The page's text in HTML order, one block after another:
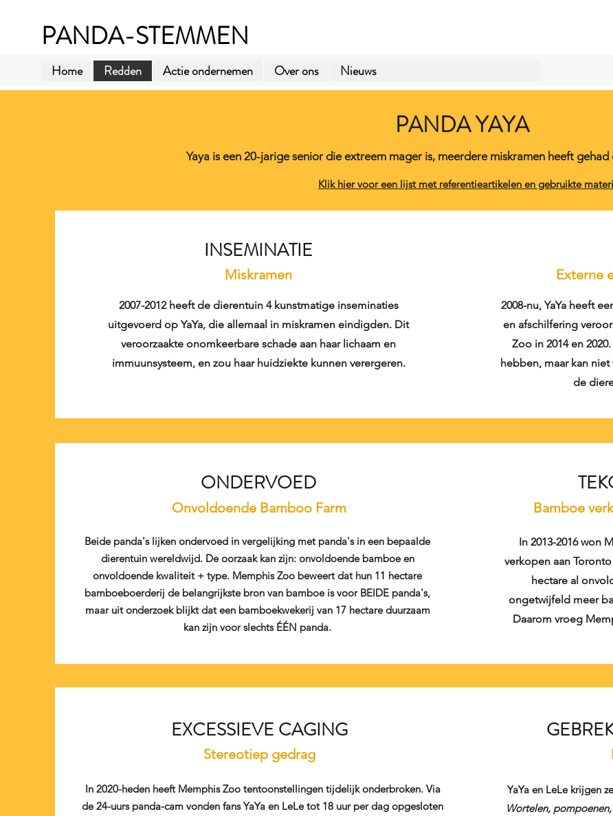
PANDA-STEMMEN
Home Redden Actie ondernemen Over ons Nieuws
Yaya is een 20-jarige senior die extreem mager is, meerdere miskramen heeft
PANDA YAYA
Klik hier voor een lijst met referentieartikelen en gebruikte
INSEMINATIE
Miskramen
2007-2012 heeft de dierentuin 4 kunstmatige inseminaties
uitgevoerd op YaYa, die allemaal in miskramen eindigden. Dit
veroorzaakte onomkeerbare schade aan haar lichaam en
immuunsysteem, en zou haar huidziekte kunnen verergeren.
Externe
2008-nu, YaYa heeft
en afschilfering
Zoo in 2014 en
hebben, maar kan
de
ONDERVOED
Onvoldoende Bamboo Farm
Beide panda's lijken ondervoed in vergelijking met panda's in een bepaalde
dierentuin wereldwijd. De oorzaak kan zijn: onvoldoende bamboe en
onvoldoende kwaliteit + type. Memphis Zoo beweert dat hun 11 hectare
bamboeboerderij de belangrijkste bron van bamboe is voor BEIDE panda's,
maar uit onderzoek blijkt dat een bamboekwekerij van 17 hectare duurzaam
kan zijn voor slechts ÉÉN panda.
Bamboe
In 2013-2016 won
verkopen aan
hectare al
ongetwijfeld meer
Daarom vroeg
EXCESSIEVE CAGING
Stereotiep gedrag
In 2020-heden heeft Memphis Zoo tentoonstellingen tijdelijk onderbroken. Via
de 24-uurs panda-cam vonden fans YaYa en LeLe tot 18 uur per dag opgesloten
YaYa en LeLe krijgen
Wortelen,